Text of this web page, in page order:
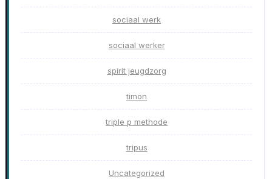
sociaal werk
sociaal werker
spirit jeugdzorg
timon
triple p methode
tripus
Uncategorized